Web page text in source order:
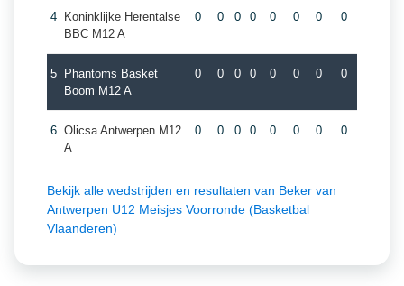
4
Koninklijke Herentalse
BBC M12 A
0 0 0 0 0 0 0 0
5
Phantoms Basket
Boom M12 A
0 0 0 0 0 0 0 0
6 Olicsa Antwerpen M12
A
0 0 0 0 0 0 0 0
Bekijk alle wedstrijden en resultaten van Beker van
Antwerpen U12 Meisjes Voorronde (Basketbal
Vlaanderen)